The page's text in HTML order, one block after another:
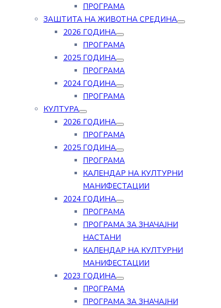
ПРОГРАМА
ЗАШТИТА НА ЖИВОТНА СРЕДИНА
2026 ГОДИНА
ПРОГРАМА
2025 ГОДИНА
ПРОГРАМА
2024 ГОДИНА
ПРОГРАМА
КУЛТУРА
2026 ГОДИНА
ПРОГРАМА
2025 ГОДИНА
ПРОГРАМА
КАЛЕНДАР НА КУЛТУРНИ
МАНИФЕСТАЦИИ
2024 ГОДИНА
ПРОГРАМА
ПРОГРАМА ЗА ЗНАЧАЈНИ
НАСТАНИ
КАЛЕНДАР НА КУЛТУРНИ
МАНИФЕСТАЦИИ
2023 ГОДИНА
ПРОГРАМА
ПРОГРАМА ЗА ЗНАЧАЈНИ